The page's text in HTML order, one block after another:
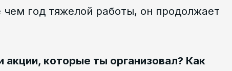
год тяжелой работы, он продолжает
акции, которые ты организовал? Как